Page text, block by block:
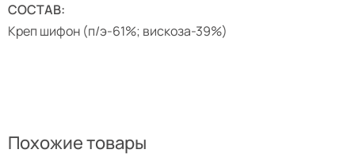
СОСТАВ:
Креп шифон (п/э-61%; вискоза-39%)
Похожие товары